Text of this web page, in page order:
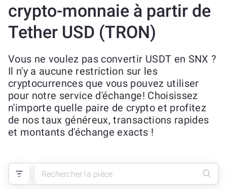
crypto-monnaie à partir de
Tether USD (TRON)
Vous ne voulez pas convertir USDT en SNX ?
Il n'y a aucune restriction sur les
cryptocurrences que vous pouvez utiliser
pour notre service d'échange! Choisissez
n'importe quelle paire de crypto et profitez
de nos taux généreux, transactions rapides
et montants d'échange exacts !